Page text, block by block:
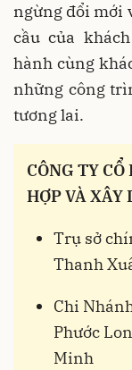
ngừng đổi mới
cầu của
hành cùng
những công
tương lai.
CÔNG TY
HỢP VÀ XÂY
Trụ sở
Thanh
Chi
Phước
Minh